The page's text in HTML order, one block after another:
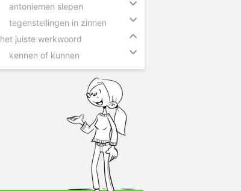
antoniemen slepen
tegenstellingen in zinnen
het juiste werkwoord
kennen of kunnen